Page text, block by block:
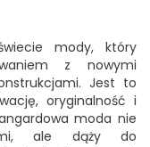
mody, który
z nowymi
Jest to
oryginalność i
moda nie
ale dąży do